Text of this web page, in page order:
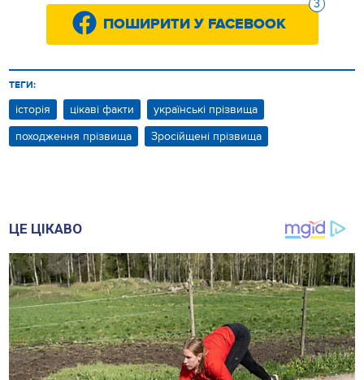
3
ПОШИРИТИ У FACEBOOK
ТЕГИ:
історія цікаві факти
українські прізвища
походження прізвища
Зросійщені прізвища
ЦЕ ЦІКАВО